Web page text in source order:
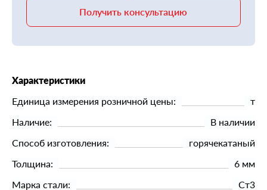
Получить консультацию
Характеристики
Единица измерения розничной цены:
т
Наличие:
В наличии
Способ изготовления:
горячекатаный
Толщина:
6 мм
Марка стали:
Ст3